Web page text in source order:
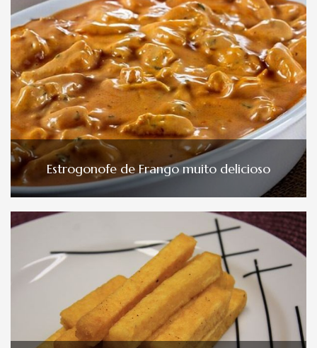
Estrogonofe de Frango muito delicioso